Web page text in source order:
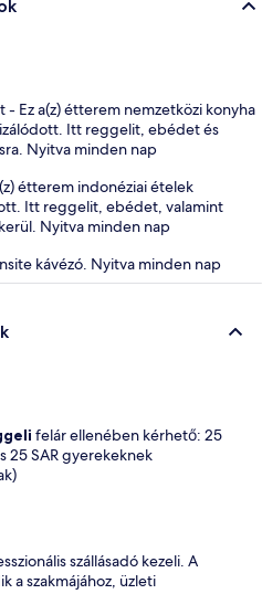
- Ez a(z) étterem nemzetközi konyha
Itt reggelit, ebédet és
Nyitva minden nap
étterem indonéziai ételek
Itt reggelit, ebédet, valamint
Nyitva minden nap
kávézó. Nyitva minden nap
felár ellenében kérhető: 25
25 SAR gyerekeknek
szállásadó kezeli. A
a szakmájához, üzleti